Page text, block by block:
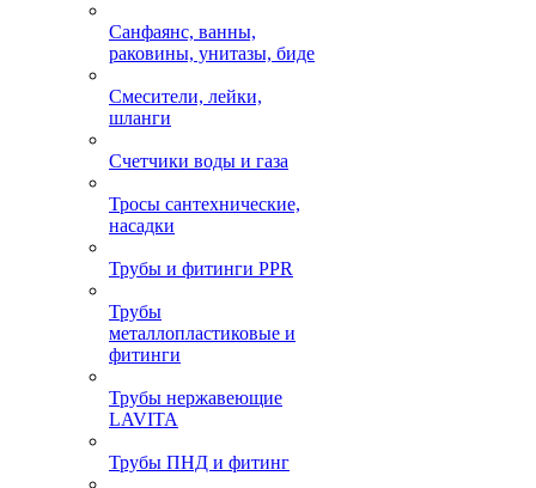
Санфаянс, ванны,
раковины, унитазы, биде
Смесители, лейки,
шланги
Счетчики воды и газа
Тросы сантехнические,
насадки
Трубы и фитинги PPR
Трубы
металлопластиковые и
фитинги
Трубы нержавеющие
LAVITA
Трубы ПНД и фитинг